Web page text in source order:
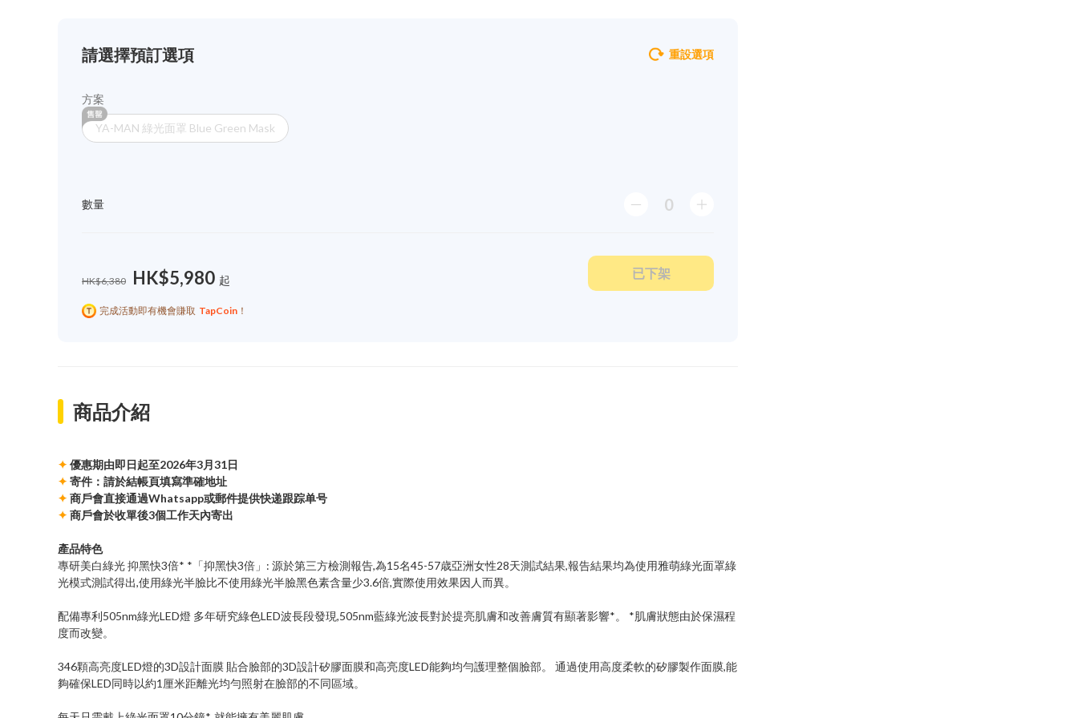
請選擇預訂選項 重設選項
方案
YA-MAN 綠光面罩 Blue Green Mask
數量 0
HK$6,380 HK$5,980 起 已下架
完成活動即有機會賺取 TapCoin ！
商品介紹
✦ 優惠期由即日起至2026年3月31日
✦ 寄件：請於結帳頁填寫準確地址
✦ 商戶會直接通過Whatsapp或郵件提供快递跟踪单号
✦ 商戶會於收單後3個工作天內寄出
產品特色
專研美白綠光 抑黑快3倍* *「抑黑快3倍」: 源於第三方檢測報告,為15名45-57歳亞洲女性28天測試結果,報告結果均為使用雅萌綠光面罩綠
光模式測試得出,使用綠光半臉比不使用綠光半臉黑色素含量少3.6倍,實際使用效果因人而異。
配備專利505nm綠光LED燈 多年研究綠色LED波長段發現,505nm藍綠光波長對於提亮肌膚和改善膚質有顯著影響*。 *肌膚狀態由於保濕程
度而改變。
346顆高亮度LED燈的3D設計面膜 貼合臉部的3D設計矽膠面膜和高亮度LED能夠均勻護理整個臉部。 通過使用高度柔軟的矽膠製作面膜,能
夠確保LED同時以約1厘米距離光均勻照射在臉部的不同區域。